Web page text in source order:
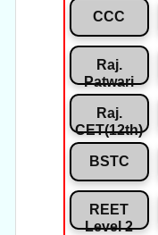
CCC
Raj.
Patwari
Raj.
CET(12th)
BSTC
REET
Level 2